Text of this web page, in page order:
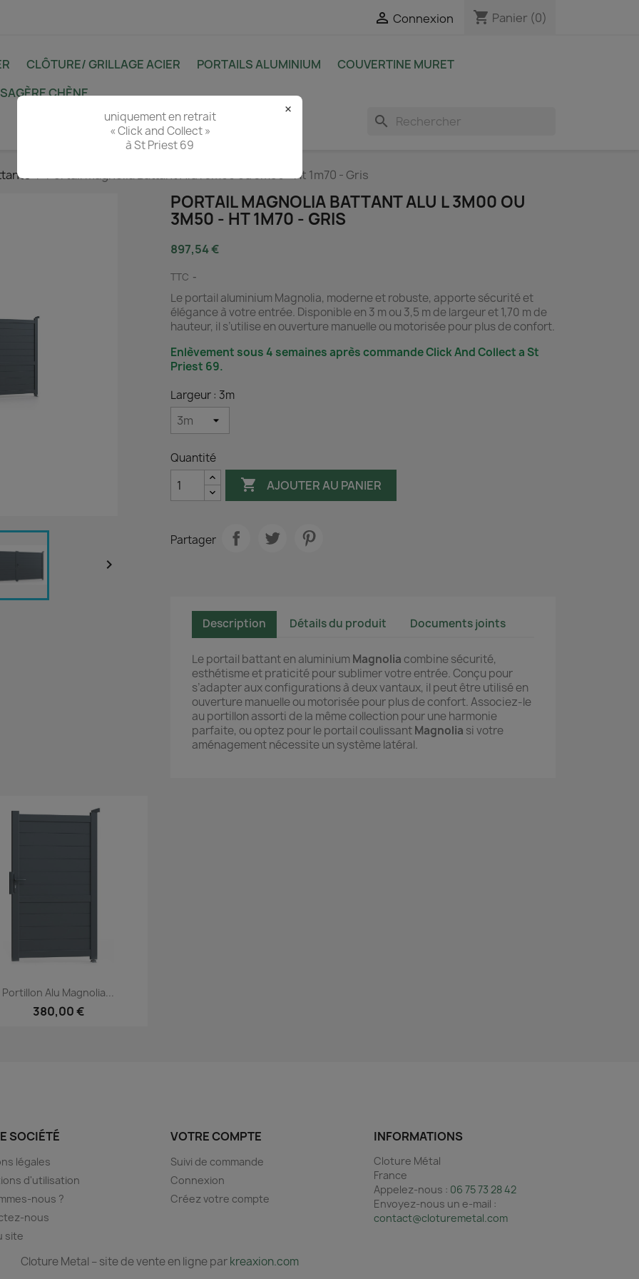
×
uniquement en retrait
« Click and Collect »
à St Priest 69
 Connexion shopping_cart Panier (0)
CLÔTURE/ GRILLAGE ACIER PORTAILS ALUMINIUM
COUVERTINE MURET
CHÈNE
search
Portail Magnolia Battant Alu l 3m00 ou 3m50 - Ht 1m70 - Gris

PORTAIL MAGNOLIA BATTANT ALU L 3M00 OU
3M50 - HT 1M70 - GRIS
897,54 €
TTC
Le portail aluminium Magnolia, moderne et robuste, apporte sécurité et
élégance à votre entrée. Disponible en 3 m ou 3,5 m de largeur et 1,70 m de
hauteur, il s’utilise en ouverture manuelle ou motorisée pour plus de confort.
Enlèvement sous 4 semaines après commande Click And Collect a St
Priest 69.
Largeur : 3m
Quantité
 AJOUTER AU PANIER
Partager
Description Détails du produit Documents joints
Le portail battant en aluminium Magnolia combine sécurité,
esthétisme et praticité pour sublimer votre entrée. Conçu pour
s’adapter aux configurations à deux vantaux, il peut être utilisé en
ouverture manuelle ou motorisée pour plus de confort. Associez-le
au portillon assorti de la même collection pour une harmonie
parfaite, ou optez pour le portail coulissantMagnolia si votre
aménagement nécessite un système latéral.
Aperçu rapide
Portillon Alu Magnolia...
380,00 €
SOCIÉTÉ
légales
d'utilisation
nous ?
nous
site
VOTRE COMPTE
Suivi de commande
Connexion
Créez votre compte
INFORMATIONS
Cloture Métal
France
Appelez-nous : 06 75 73 28 42
Envoyez-nous un e-mail :
contact@cloturemetal.com
Cloture Metal – site de vente en ligne parkreaxion.com